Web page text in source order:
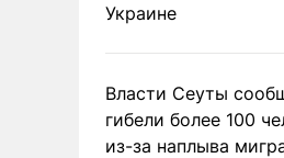
Украине
Власти Сеуты
гибели более 100
из-за наплыва